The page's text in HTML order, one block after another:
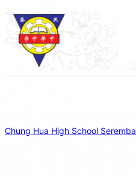
Chung Hua High School